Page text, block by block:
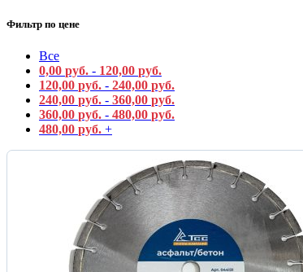
Фильтр по цене
Все
0,00 руб. - 120,00 руб.
120,00 руб. - 240,00 руб.
240,00 руб. - 360,00 руб.
360,00 руб. - 480,00 руб.
480,00 руб. +